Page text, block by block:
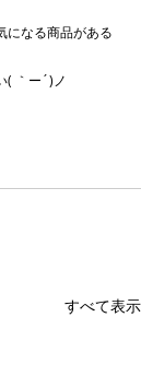
になる商品がある
( ｀ー´)ノ
すべて表示